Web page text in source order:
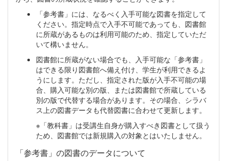
「参考書」には、なるべく入手可能な図書を指定して
ください。指定時点で入手不可能であっても、図書館
に所蔵があるものは利用可能のため、指定していただ
いて構いません。
図書館に所蔵がない場合でも、入手可能な「参考書」
はできる限り図書館へ備え付け、学生が利用できるよ
うにします。ただし、指定された版が入手不可能の場
合、購入可能な別の版、または図書館で所蔵している
別の版で代替する場合があります。その場合、シラバ
ス上の図書データも代替図書に合わせて更新します。
※「教科書」は受講生自身が購入すべき図書として扱う
ため、図書館では新規購入の対象とはいたしません。
「参考書」の図書のデータについて